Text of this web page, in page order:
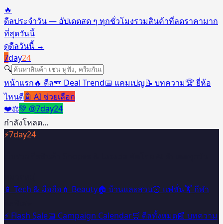
🔥
ดีลประจำวัน — อัปเดตสด ๆ ทุกชั่วโมงรวมสินค้าที่ลดราคามาก
ที่สุดวันนี้
ดูดีลวันนี้ →
7day24
🔍
หน้าแรก🔥 ดีล🪽 Deal Trend📅 แคมเปญ📝 บทความ🏆 ยี่ห้อ
ไหนดี🤖 AI ช่วยเลือก
❤️⚖️💚 @7day24
กำลังโหลด...
⚡7day24
📱 Tech & มือถือ 💄 Beauty🏠 บ้านและสวน👗 แฟชั่น🏋️ กีฬา
⚡ Flash Sale📅 Campaign Calendar🛒 ดีลทั้งหมด📰 บทความ